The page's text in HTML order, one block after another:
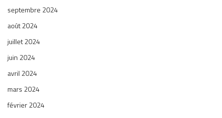
septembre 2024
août 2024
juillet 2024
juin 2024
avril 2024
mars 2024
février 2024